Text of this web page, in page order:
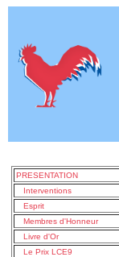
PRESENTATION
Interventions
Esprit
Membres d'Honneur
Livre d'Or
Le Prix LCE9